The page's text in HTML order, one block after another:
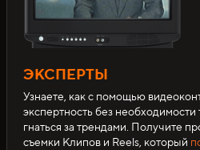
ЭКСПЕРТЫ
Узнаете, как с помощью
экспертность без необходимости
гнаться за трендами. Получите
съемки Клипов и Reels, который